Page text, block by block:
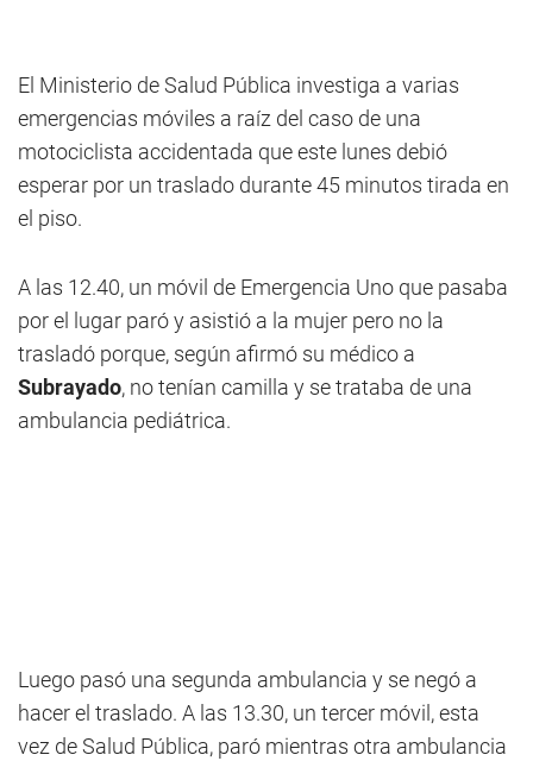
El Ministerio de Salud Pública investiga a varias
emergencias móviles a raíz del caso de una
motociclista accidentada que este lunes debió
esperar por un traslado durante 45 minutos tirada en
el piso.
A las 12.40, un móvil de Emergencia Uno que pasaba
por el lugar paró y asistió a la mujer pero no la
trasladó porque, según afirmó su médico a
Subrayado, no tenían camilla y se trataba de una
ambulancia pediátrica.
Luego pasó una segunda ambulancia y se negó a
hacer el traslado. A las 13.30, un tercer móvil, esta
vez de Salud Pública, paró mientras otra ambulancia